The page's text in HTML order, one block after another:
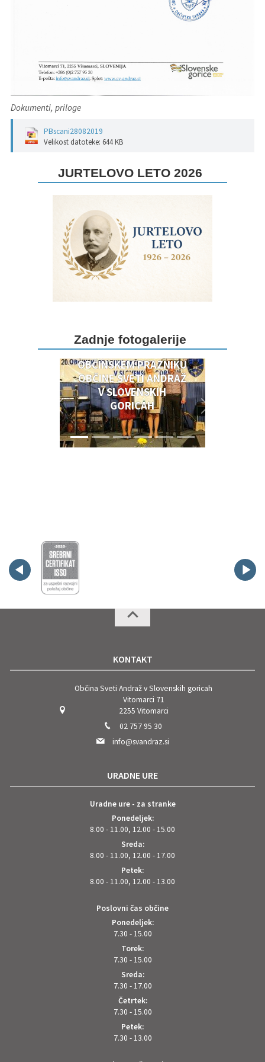
Dokumenti, priloge
PBscani28082019
Velikost datoteke: 644 KB
JURTELOVO LETO 2026
Zadnje fotogalerije
DOGODKI OB 20.
OBČINSKEM PRAZNIKU
OBČINSKEM PRAZNIKU
OBČINE SVETI ANDRAŽ
V SLOVENSKIH
GORICAH
KONTAKT
Občina Sveti Andraž v Slovenskih goricah
Vitomarci 71
2255 Vitomarci
02 757 95 30
info@svandraz.si
URADNE URE
Uradne ure - za stranke
Ponedeljek:
8.00 - 11.00, 12.00 - 15.00
Sreda:
8.00 - 11.00, 12.00 - 17.00
Petek:
8.00 - 11.00, 12.00 - 13.00
Poslovni čas občine
Ponedeljek:
7.30 - 15.00
Torek:
7.30 - 15.00
Sreda:
7.30 - 17.00
Četrtek:
7.30 - 15.00
Petek:
7.30 - 13.00